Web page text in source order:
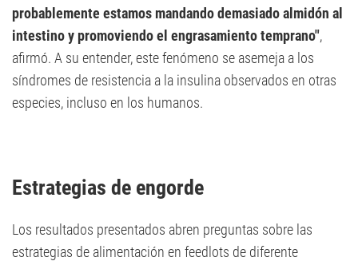
probablemente estamos mandando demasiado almidón al
intestino y promoviendo el engrasamiento temprano",
afirmó. A su entender, este fenómeno se asemeja a los
síndromes de resistencia a la insulina observados en otras
especies, incluso en los humanos.
Estrategias de engorde
Los resultados presentados abren preguntas sobre las
estrategias de alimentación en feedlots de diferente